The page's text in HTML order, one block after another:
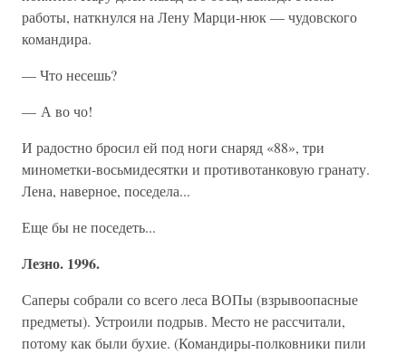
работы, наткнулся на Лену Марци-нюк — чудовского
командира.
— Что несешь?
— А во чо!
И радостно бросил ей под ноги снаряд «88», три
минометки-восьмидесятки и противотанковую гранату.
Лена, наверное, поседела...
Еще бы не поседеть...
Лезно. 1996.
Саперы собрали со всего леса ВОПы (взрывоопасные
предметы). Устроили подрыв. Место не рассчитали,
потому как были бухие. (Командиры-полковники пили